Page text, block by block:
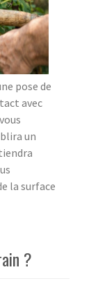
pose de
avec
un
la surface
?